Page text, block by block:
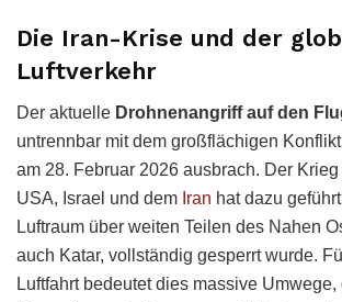
Die Iran-Krise und der
Luftverkehr
Der aktuelle Drohnenangriff auf den
untrennbar mit dem großflächigen
am 28. Februar 2026 ausbrach. Der
USA, Israel und dem Iran hat dazu
Luftraum über weiten Teilen des Nahen
auch Katar, vollständig gesperrt wurde.
Luftfahrt bedeutet dies massive